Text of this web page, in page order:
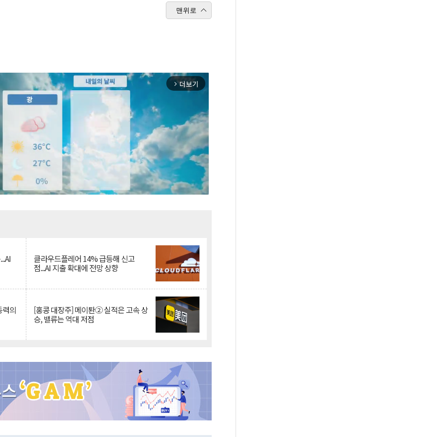
맨위로
arrow_forward_ios 더보기
클라우드플레어 14% 급등해 신고
점...AI 지출 확대에 전망 상향
의 [홍콩 대장주] 메이퇀② 실적은 고속 상
승, 밸류는 역대 저점